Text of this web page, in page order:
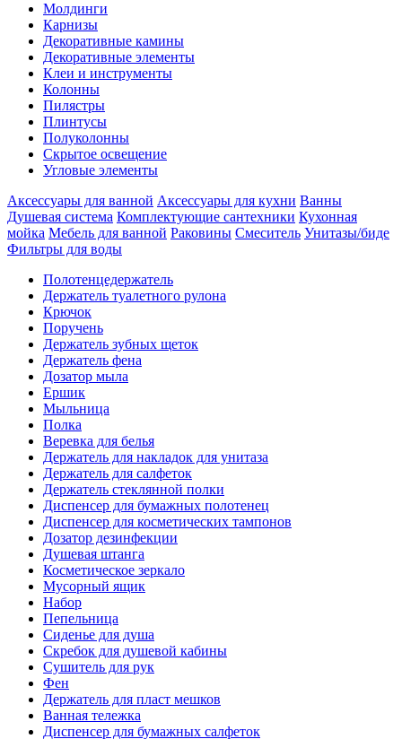
Молдинги
Карнизы
Декоративные камины
Декоративные элементы
Клеи и инструменты
Колонны
Пилястры
Плинтусы
Полуколонны
Скрытое освещение
Угловые элементы
Аксессуары для ванной Аксессуары для кухни Ванны
Душевая система Комплектующие сантехники Кухонная
мойка Мебель для ванной Раковины Смеситель Унитазы/биде
Фильтры для воды
Полотенцедержатель
Держатель туалетного рулона
Крючок
Поручень
Держатель зубных щеток
Держатель фена
Дозатор мыла
Eршик
Мыльница
Полка
Веревка для белья
Держатель для накладок для унитаза
Держатель для салфеток
Держатель стеклянной полки
Диспенсер для бумажных полотенец
Диспенсер для косметических тампонов
Дозатор дезинфекции
Душевая штанга
Косметическое зеркало
Мусорный ящик
Набор
Пепельница
Сиденье для душа
Скребок для душевой кабины
Сушитель для рук
Фен
Держатель для пласт мешков
Ванная тележка
Диспенсер для бумажных салфеток